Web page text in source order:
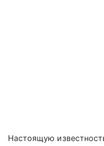
Настоящую